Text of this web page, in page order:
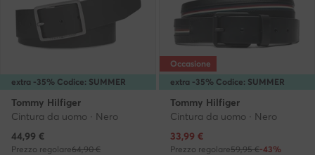
extra -35% Codice: SUMMER
Tommy Hilfiger
Cintura da uomo · Nero
Prezzo attuale
44,99 €
Prezzo regolare64,90 €
extra -35% Codice: SUMMER
Occasione
Tommy Hilfiger
Cintura da uomo · Nero
Prezzo attuale
33,99 €
Prezzo regolare59,95 €-43%